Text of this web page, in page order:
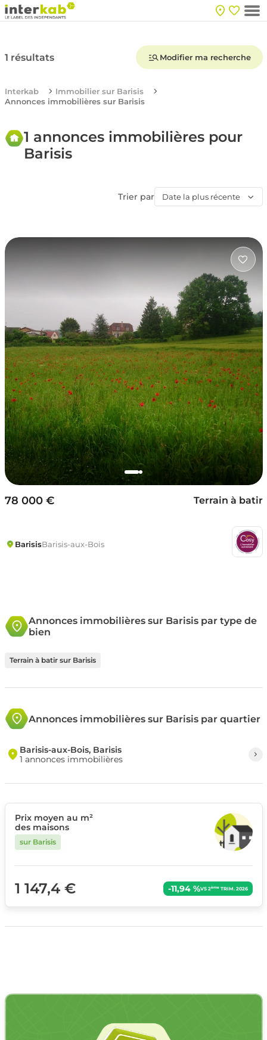
1 résultats Modifier ma recherche
Interkab
Immobilier sur Barisis
Annonces immobilières sur Barisis
1 annonces immobilières pour
Barisis
Trier par Date la plus récente
78 000 € Terrain à batir
BarisisBarisis-aux-Bois
Annonces immobilières sur Barisis par type de
bien
Terrain à batir sur Barisis
Annonces immobilières sur Barisis par quartier
Barisis-aux-Bois, Barisis
1 annonces immobilières
Prix moyen au m²
des maisons
sur Barisis
1 147,4 € -11,94 %VS 2èmeTRIM. 2026